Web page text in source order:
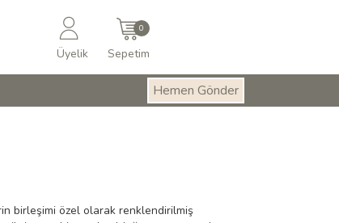
Üyelik
0
Sepetim
Hemen Gönder
birleşimi özel olarak renklendirilmiş